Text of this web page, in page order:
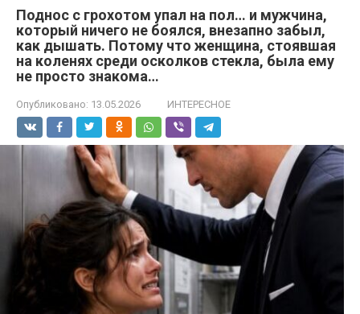
Поднос с грохотом упал на пол… и мужчина,
который ничего не боялся, внезапно забыл,
как дышать. Потому что женщина, стоявшая
на коленях среди осколков стекла, была ему
не просто знакома…
Опубликовано: 13.05.2026 ИНТЕРЕСНОЕ